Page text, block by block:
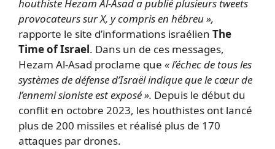
houthiste Hezam Al-Asad a publié plusieurs tweets
provocateurs sur X, y compris en hébreu »,
rapporte le site d’informations israélien The
Time of Israel. Dans un de ces messages,
Hezam Al-Asad proclame que « l’échec de tous les
systèmes de défense d’Israël indique que le cœur de
l’ennemi sioniste est exposé ». Depuis le début du
conflit en octobre 2023, les houthistes ont lancé
plus de 200 missiles et réalisé plus de 170
attaques par drones.